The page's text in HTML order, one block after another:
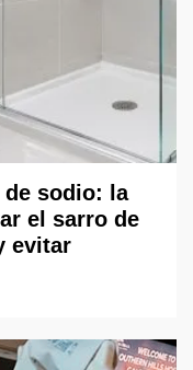
sodio: la
el sarro de
evitar